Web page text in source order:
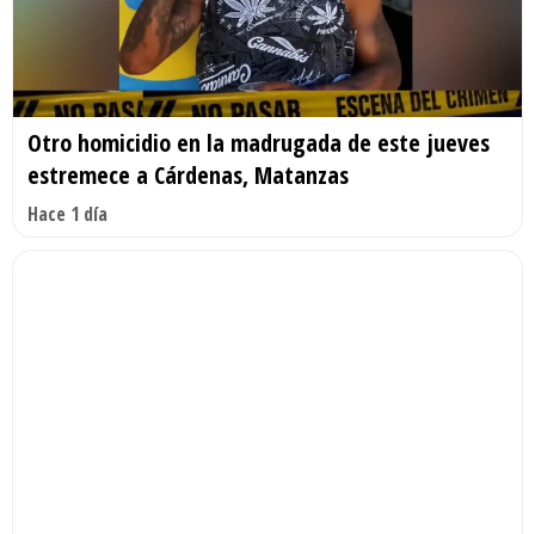
Otro homicidio en la madrugada de este jueves
estremece a Cárdenas, Matanzas
Hace 1 día